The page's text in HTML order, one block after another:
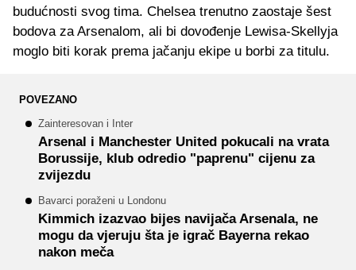
budućnosti svog tima. Chelsea trenutno zaostaje šest
bodova za Arsenalom, ali bi dovođenje Lewisa-Skellyja
moglo biti korak prema jačanju ekipe u borbi za titulu.
POVEZANO
Zainteresovan i Inter
Arsenal i Manchester United pokucali na vrata
Borussije, klub odredio "paprenu" cijenu za
zvijezdu
Bavarci poraženi u Londonu
Kimmich izazvao bijes navijača Arsenala, ne
mogu da vjeruju šta je igrač Bayerna rekao
nakon meča